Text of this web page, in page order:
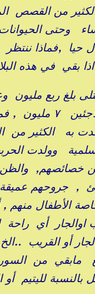
من القصص
وحتى
حيا ,فماذا
بقي في هذه
وعدد
به الكثير من
وولدت
من خصائصهم,
, جروحهم عميقة
الأطفال
اوالجار أي
أو القريب
مابقي من
لليتيم أو